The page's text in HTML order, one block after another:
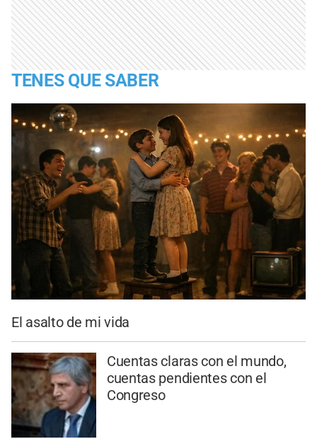
TENES QUE SABER
El asalto de mi vida
Cuentas claras con el mundo,
cuentas pendientes con el
Congreso